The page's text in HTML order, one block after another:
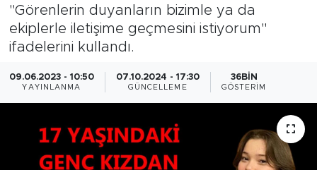
"Görenlerin duyanların bizimle ya da
ekiplerle iletişime geçmesini istiyorum"
ifadelerini kullandı.
09.06.2023 - 10:50
YAYINLANMA
07.10.2024 - 17:30
GÜNCELLEME
36BIN
GÖSTERIM
Öncü TV İzle
Haber Arşivi